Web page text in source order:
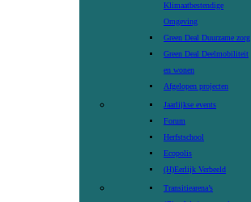
Klimaatbestendige
Omgeving
Green Deal Duurzame zorg
Green Deal Deelmobiliteit
en wonen
Afgelopen projecten
Jaarlijkse events
Forum
Herfstschool
Ecopolis
(H)Eerlijk Verbeeld
Transitiearena’s